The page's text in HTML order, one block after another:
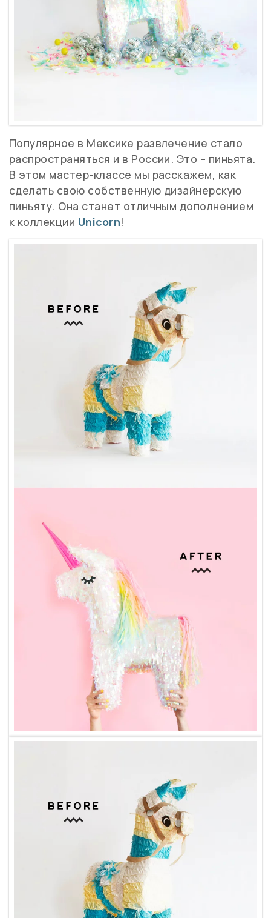
Популярное в Мексике развлечение стало
распространяться и в России. Это – пиньята.
В этом мастер-классе мы расскажем, как
сделать свою собственную дизайнерскую
пиньяту. Она станет отличным дополнением
к коллекции Unicorn!